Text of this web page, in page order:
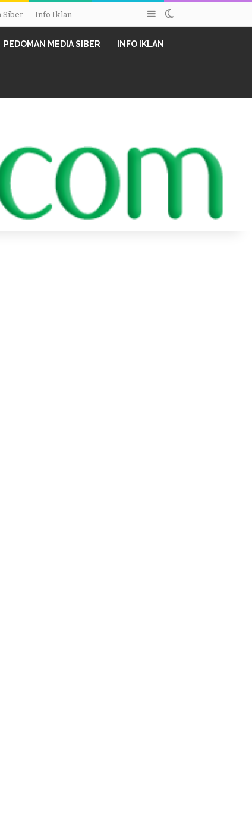
Siber Info Iklan Sidebar
PEDOMAN MEDIA SIBER INFO IKLAN